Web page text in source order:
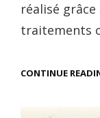
réalisé
traitements
CONTINUE